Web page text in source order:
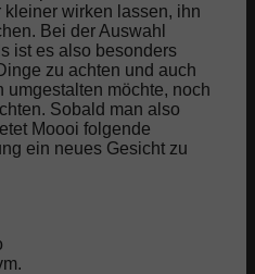
wirken lassen, ihn
Bei der Auswahl
ist es also besonders
zu achten und auch
umgestalten möchte, noch
Sobald man also
Moooi folgende
ein neues Gesicht zu